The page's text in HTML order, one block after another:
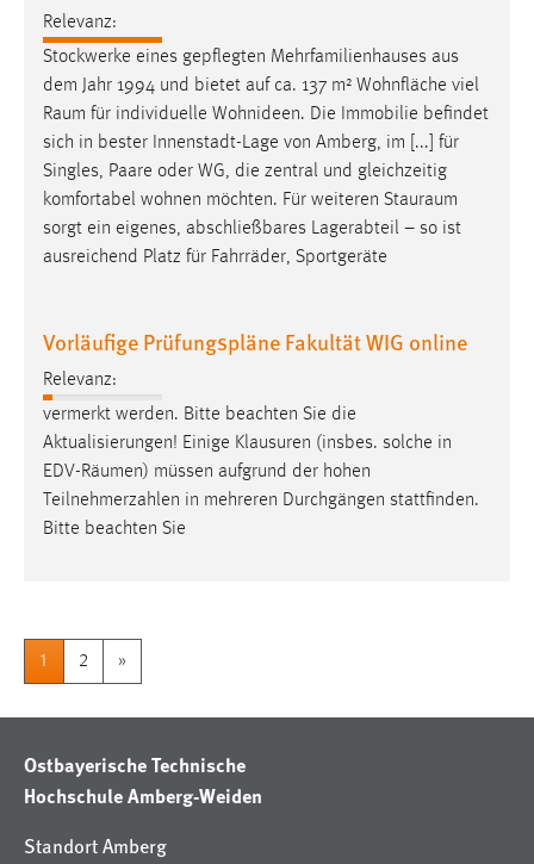
Relevanz:
Stockwerke eines gepflegten Mehrfamilienhauses aus
dem Jahr 1994 und bietet auf ca. 137 m² Wohnfläche viel
Raum für individuelle Wohnideen. Die Immobilie befindet
sich in bester Innenstadt-Lage von Amberg, im [...] für
Singles, Paare oder WG, die zentral und gleichzeitig
komfortabel wohnen möchten. Für weiteren Stauraum
sorgt ein eigenes, abschließbares Lagerabteil – so ist
ausreichend Platz für Fahrräder, Sportgeräte
Vorläufige Prüfungspläne Fakultät WIG online
Relevanz:
vermerkt werden. Bitte beachten Sie die
Aktualisierungen! Einige Klausuren (insbes. solche in
EDV-Räumen) müssen aufgrund der hohen
Teilnehmerzahlen in mehreren Durchgängen stattfinden.
Bitte beachten Sie
1 2 »
Ostbayerische Technische
Hochschule Amberg-Weiden
Standort Amberg